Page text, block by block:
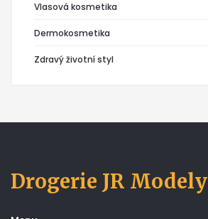
Vlasová kosmetika
Dermokosmetika
Zdravý životní styl
Drogerie JR Modely